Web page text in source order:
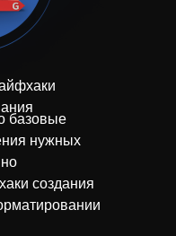
базовые
нужных
создания